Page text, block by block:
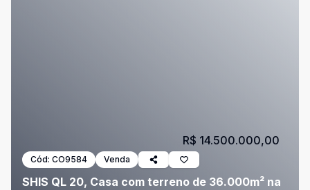
Cód: CO9584 Venda
SHIS QL 20, Casa com terreno de 36.000m² na
R$ 14.500.000,00